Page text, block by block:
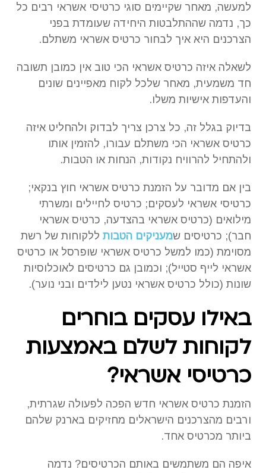
למעשה, מאחר שקיימים סוגי כרטיסי אשראי רבים כל
כך, נדמה שההתלבטות היחידה שעומדת בפני
הצרכנים היא איך לבחור כרטיס אשראי משתלם.
לשאלה איזה כרטיס אשראי הכי טוב אין כמובן תשובה
חד משמעית, מאחר שלכל לקוח מאפיינים שונים
והעדפות אישיות משלו.
בדיוק בגלל זה, כל צרכן צריך לבדוק ולהחליט איזה
כרטיס אשראי הכי משתלם עבורו, להזמין אותו
ולהתחיל להרוויח נקודות, הנחות או הטבות.
בין אם מדובר על הזמנת כרטיס אשראי חוץ בנקאי;
כרטיסי אשראי לעסקים; כרטיס לחיילים ומשרתי
מילואים (כרטיס אשראי בהצדעה, כרטיס אשראי
חבר); כרטיסים שמעניקים הטבות ללקוחות של רשת
מסוימת (כמו למשל כרטיס אשראי שופרסל או כרטיס
אשראי לייף סטייל); וכמובן גם כרטיסים לאוכלוסיות
שונות (כולל כרטיס אשראי נטען לילדים ובני נוער).
באילו עסקים בוחרים
לקוחות לשלם באמצעות
כרטיסי אשראי?
הזמנת כרטיס אשראי חדש הפכה לפעולה שגרתית,
ורבים מהצרכנים הישראלים מחזיקים בארנק שלהם
ביותר מכרטיס אחד.
איפה הם משתמשים באותם הכרטיסים? נדמה